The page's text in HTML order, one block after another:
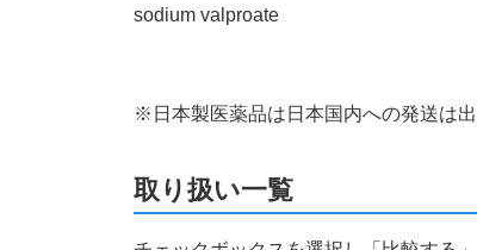
sodium valproate
※日本製医薬品は日本国内への発送は
取り扱い一覧